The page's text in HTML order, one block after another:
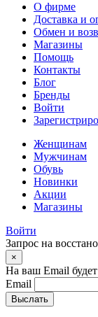
О фирме
Доставка и
Обмен и
Магазины
Помощь
Контакты
Блог
Бренды
Войти
Женщинам
Мужчинам
Обувь
Новинки
Акции
Магазины
Войти
Запрос на
×
На ваш Email
Email
Выслать